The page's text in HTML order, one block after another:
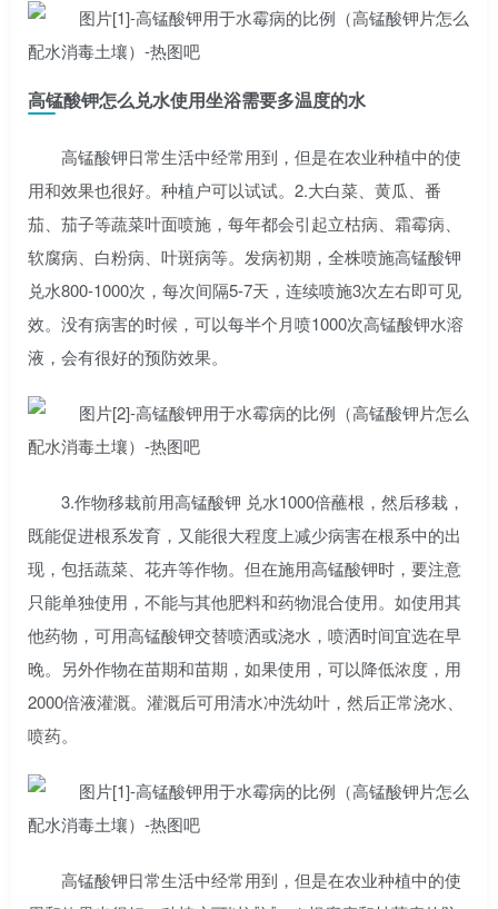
高锰酸钾怎么兑水使用坐浴需要多温度的水
高锰酸钾日常生活中经常用到，但是在农业种植中的使
用和效果也很好。种植户可以试试。2.大白菜、黄瓜、番
茄、茄子等蔬菜叶面喷施，每年都会引起立枯病、霜霉病、
软腐病、白粉病、叶斑病等。发病初期，全株喷施高锰酸钾
兑水800-1000次，每次间隔5-7天，连续喷施3次左右即可见
效。没有病害的时候，可以每半个月喷1000次高锰酸钾水溶
液，会有很好的预防效果。
3.作物移栽前用高锰酸钾 兑水1000倍蘸根，然后移栽，
既能促进根系发育，又能很大程度上减少病害在根系中的出
现，包括蔬菜、花卉等作物。但在施用高锰酸钾时，要注意
只能单独使用，不能与其他肥料和药物混合使用。如使用其
他药物，可用高锰酸钾交替喷洒或浇水，喷洒时间宜选在早
晚。另外作物在苗期和苗期，如果使用，可以降低浓度，用
2000倍液灌溉。灌溉后可用清水冲洗幼叶，然后正常浇水、
喷药。
高锰酸钾日常生活中经常用到，但是在农业种植中的使